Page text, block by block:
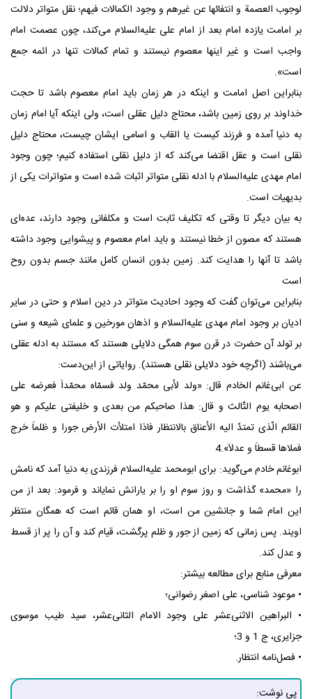
لوجوب العصمة و انتفائها عن غیرهم و وجود الکمالات فیهم؛ نقل متواتر دلالت
بر امامت یازده امام بعد از امام علی علیه‌السلام می‌کند، چون عصمت امام
واجب است و غیر اینها معصوم نیستند و تمام کمالات تنها در ائمه جمع
است».
بنابراین اصل امامت و اینکه در هر زمان باید امام معصوم باشد تا حجت
خداوند بر روی زمین باشد، محتاج دلیل عقلی است، ولی اینکه آیا امام زمان
به دنیا آمده و فرزند کیست یا القاب و اسامی ایشان چیست، محتاج دلیل
نقلی است و عقل اقتضا می‌کند که از دلیل نقلی استفاده کنیم؛ چون وجود
امام مهدی علیه‌السلام با ادله نقلی متواتر اثبات شده است و متواترات یکی از
بدیهیات است.
به بیان دیگر تا وقتی که تکلیف ثابت است و مکلفانی وجود دارند، عده‌ای
هستند که مصون از خطا نیستند و باید امام معصوم و پیشوایی وجود داشته
باشد تا آنها را هدایت کند. زمین بدون انسان کامل مانند جسم بدون روح
است
بنابراین می‌توان گفت که وجود احادیث متواتر در دین اسلام و حتی در سایر
ادیان بر وجود امام مهدی علیه‌السلام و اذهان مورخین و علمای شیعه و سنی
بر تولد آن حضرت در قرن سوم همگی دلایلی هستند که مستند به ادله عقلی
می‌باشند (اگرچه خود دلایلی نقلی هستند). روایاتی از این‌دست:
عن ابی‌غانم الخادم قال: «ولد لأبی محمّد ولد فسمّاه محمّداَ فعرضه علی
اصحابه یوم الثّالث و قال: هذا صاحبکم من بعدی و خلیفتی علیکم و هو
القائم الّذی تمتدّ الیه الأعناق بالانتظار فاذا امتلأت الأرض جورا و ظلماَ خرج
فملاها قسطاَ و عدلاَ».4
ابوغانم خادم می‌گوید: برای ابومحمد علیه‌السلام فرزندی به دنیا آمد که نامش
را «محمد» گذاشت و روز سوم او را بر یارانش نمایاند و فرمود: بعد از من
این امام شما و جانشین من است، او همان قائم است که همگان منتظر
اویند. پس زمانی که زمین از جور و ظلم پرگشت، قیام کند و آن را پر از قسط
و عدل کند.
معرفی منابع برای مطالعه بیشتر:
• موعود شناسی، علی اصغر رضوانی؛
• البراهین الاثنی‌عشر علی وجود الامام الثانی‌عشر، سید طیب موسوی
جزایری، ج 1 و 3؛
• فصل‌نامه انتظار.
پی نوشت: